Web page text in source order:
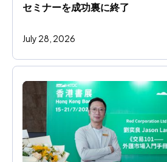
セミナーを成功裏に終了
July 28, 2026